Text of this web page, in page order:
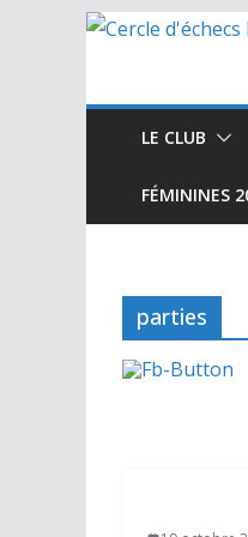
Passer
LE CLUB
FÉMININES
parties